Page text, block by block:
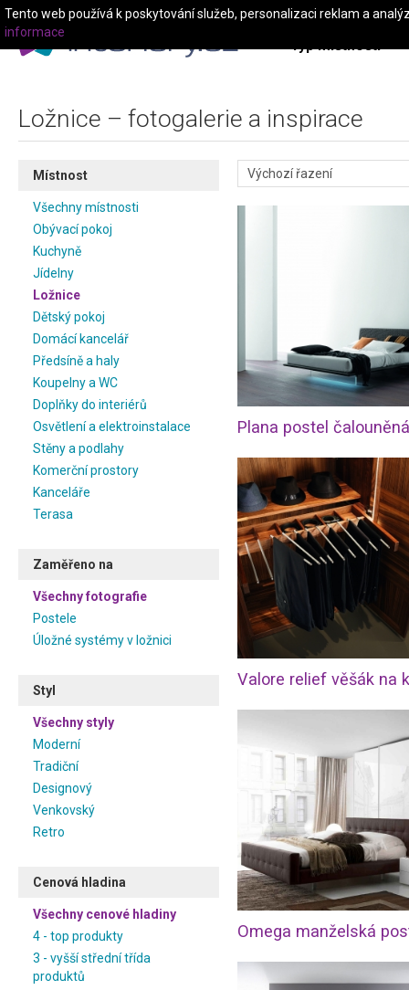
Typ místnosti
Ložnice – fotogalerie a inspirace
Místnost
Všechny místnosti
Obývací pokoj
Kuchyně
Jídelny
Ložnice
Dětský pokoj
Domácí kancelář
Předsíně a haly
Koupelny a WC
Doplňky do interiérů
Osvětlení a elektroinstalace
Stěny a podlahy
Komerční prostory
Kanceláře
Terasa
Zaměřeno na
Všechny fotografie
Postele
Úložné systémy v ložnici
Styl
Všechny styly
Moderní
Tradiční
Designový
Venkovský
Retro
Cenová hladina
Všechny cenové hladiny
4 - top produkty
3 - vyšší střední třída
produktů
Tento web používá k poskytování služeb, personalizaci reklam a
informace